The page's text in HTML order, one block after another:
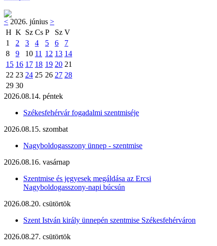
< 2026. június >
H K Sz Cs P Sz V
1
2 3 4 5 6
7
8
9 10 11 12 13 14
15 16 17 18 19 20 21
22 23 24 25 26 27 28
29 30
2026.08.14. péntek
Székesfehérvár fogadalmi szentmiséje
2026.08.15. szombat
Nagyboldogasszony ünnep - szentmise
2026.08.16. vasárnap
Szentmise és jegyesek megáldása az Ercsi
Nagyboldogasszony-napi búcsún
2026.08.20. csütörtök
Szent István király ünnepén szentmise Székesfehérváron
2026.08.27. csütörtök